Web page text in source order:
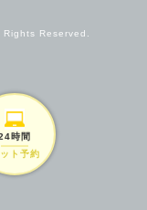
24時間
ト予約
Reserved.